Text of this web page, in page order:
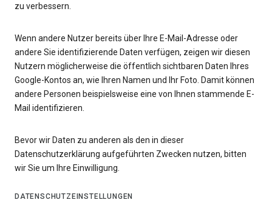
zu verbessern.
Wenn andere Nutzer bereits über Ihre E-Mail-Adresse oder
andere Sie identifizierende Daten verfügen, zeigen wir diesen
Nutzern möglicherweise die öffentlich sichtbaren Daten Ihres
Google-Kontos an, wie Ihren Namen und Ihr Foto. Damit können
andere Personen beispielsweise eine von Ihnen stammende E-
Mail identifizieren.
Bevor wir Daten zu anderen als den in dieser
Datenschutzerklärung aufgeführten Zwecken nutzen, bitten
wir Sie um Ihre Einwilligung.
DATENSCHUTZEINSTELLUNGEN